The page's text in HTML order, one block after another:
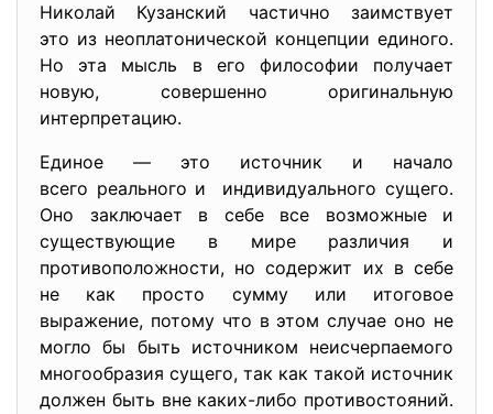
Николай Кузанский частично заимствует
это из неоплатонической концепции единого.
Но эта мысль в его философии получает
новую, совершенно оригинальную
интерпретацию.
Единое — это источник и начало
всего реального и индивидуального сущего.
Оно заключает в себе все возможные и
существующие в мире различия и
противоположности, но содержит их в себе
не как просто сумму или итоговое
выражение, потому что в этом случае оно не
могло бы быть источником неисчерпаемого
многообразия сущего, так как такой источник
должен быть вне каких-либо противостояний.